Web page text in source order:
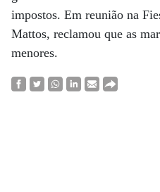
impostos. Em reunião na
Mattos, reclamou que as
menores.